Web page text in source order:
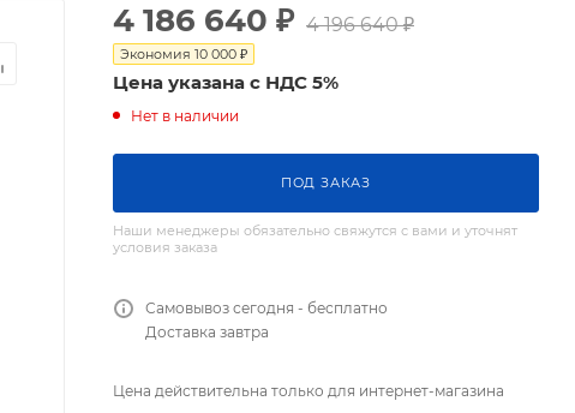
4 186 640 ₽ 4 196 640₽
Экономия 10 000 ₽
Цена указана с НДС 5%
Нет в наличии
ПОД ЗАКАЗ
Наши менеджеры обязательно свяжутся с вами и уточнят
условия заказа
Самовывоз сегодня - бесплатно
Доставка завтра
Цена действительна только для интернет-магазина